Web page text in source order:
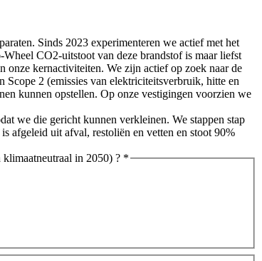
Sinds 2023 experimenteren we actief met het
CO2-uitstoot van deze brandstof is maar liefst
onze kernactiviteiten. We zijn actief op zoek naar de
Scope 2 (emissies van elektriciteitsverbruik, hitte en
kunnen opstellen. Op onze vestigingen voorzien we
we die gericht kunnen verkleinen. We stappen stap
afgeleid uit afval, restoliën en vetten en stoot 90%
in 2050) ? *